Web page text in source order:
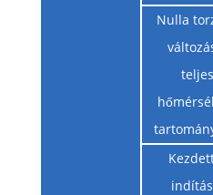
Nulla
teljes